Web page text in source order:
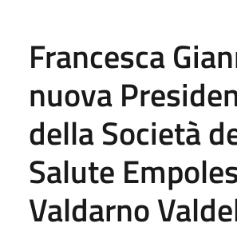
Francesca
nuova
della Società
Salute
Valdarno